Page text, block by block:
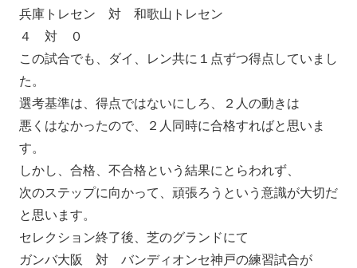
兵庫トレセン 対 和歌山トレセン
４ 対 ０
この試合でも、ダイ、レン共に１点ずつ得点していまし
た。
選考基準は、得点ではないにしろ、２人の動きは
悪くはなかったので、２人同時に合格すればと思いま
す。
しかし、合格、不合格という結果にとらわれず、
次のステップに向かって、頑張ろうという意識が大切だ
と思います。
セレクション終了後、芝のグランドにて
ガンバ大阪 対 バンディオンセ神戸の練習試合が